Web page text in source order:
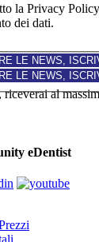
la Privacy
dei dati.
al
eDentist